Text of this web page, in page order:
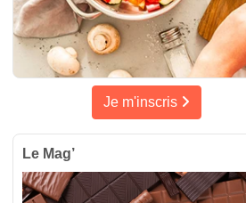
Je m'inscris
Le Mag’